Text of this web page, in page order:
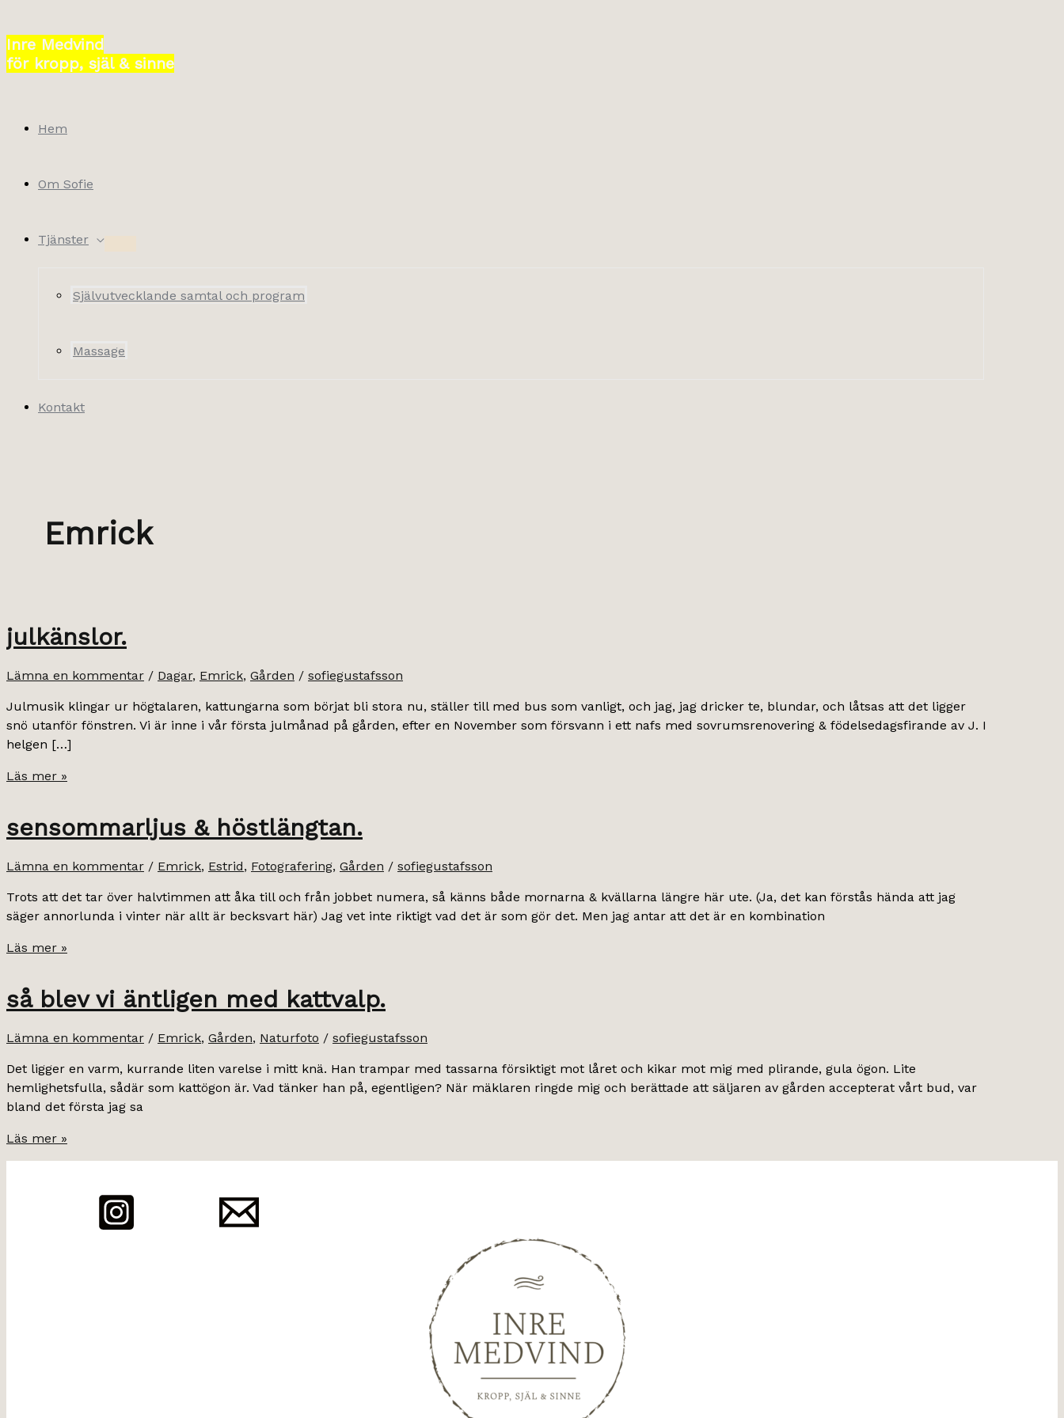
till
innehåll
Inre Medvind
för kropp, själ & sinne
Hem
Om Sofie
Tjänster
Självutvecklande samtal och program
Massage
Kontakt
Emrick
julkänslor.
Lämna en kommentar / Dagar, Emrick, Gården / sofiegustafsson
Julmusik klingar ur högtalaren, kattungarna som börjat bli stora nu, ställer till med bus som vanligt, och jag, jag dricker te, blundar, och låtsas att det ligger
snö utanför fönstren. Vi är inne i vår första julmånad på gården, efter en November som försvann i ett nafs med sovrumsrenovering & födelsedagsfirande av J. I
helgen […]
julkänslor.
Läs mer »
sensommarljus & höstlängtan.
Lämna en kommentar / Emrick, Estrid, Fotografering, Gården / sofiegustafsson
Trots att det tar över halvtimmen att åka till och från jobbet numera, så känns både mornarna & kvällarna längre här ute. (Ja, det kan förstås hända att jag
säger annorlunda i vinter när allt är becksvart här) Jag vet inte riktigt vad det är som gör det. Men jag antar att det är en kombination
sensommarljus
höstlängtan.
Läs mer »
så blev vi äntligen med kattvalp.
Lämna en kommentar / Emrick, Gården, Naturfoto / sofiegustafsson
Det ligger en varm, kurrande liten varelse i mitt knä. Han trampar med tassarna försiktigt mot låret och kikar mot mig med plirande, gula ögon. Lite
hemlighetsfulla, sådär som kattögon är. Vad tänker han på, egentligen? När mäklaren ringde mig och berättade att säljaren av gården accepterat vårt bud, var
bland det första jag sa
så
Läs mer »